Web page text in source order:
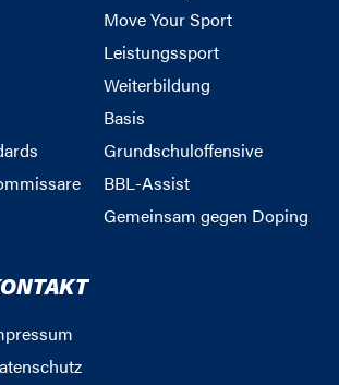
Move Your Sport
Leistungssport
Weiterbildung
Basis
Grundschuloffensive
BBL-Assist
Gemeinsam gegen Doping